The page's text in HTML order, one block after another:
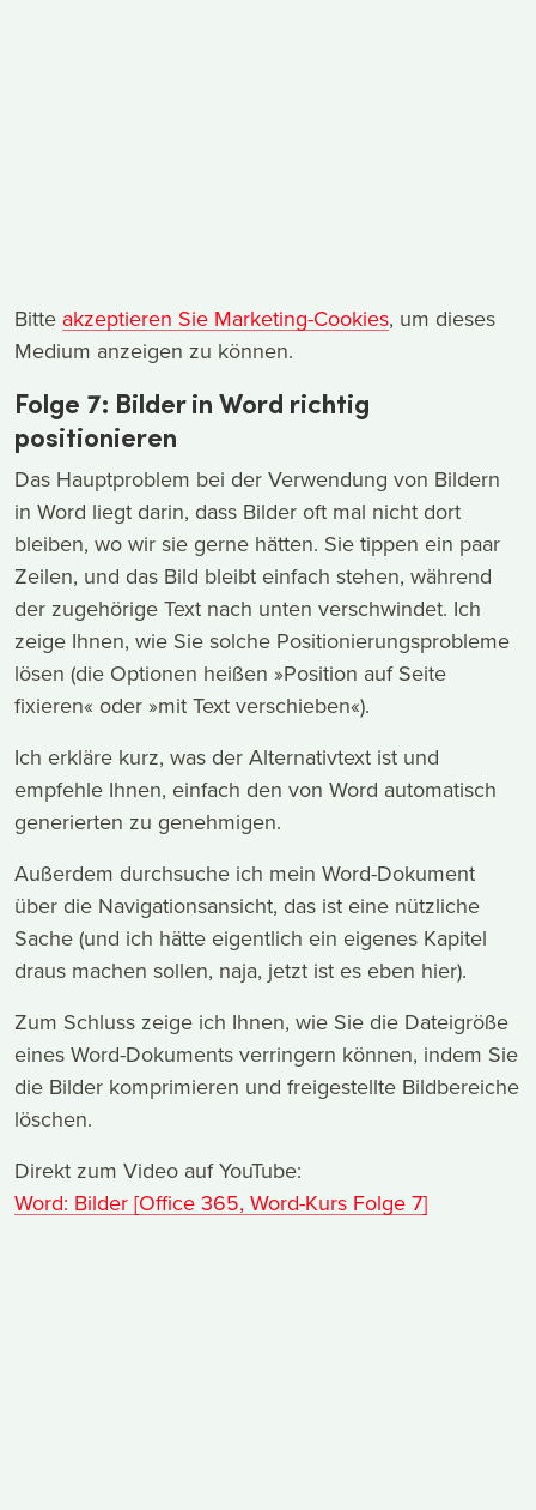
Bitte akzeptieren Sie Marketing-Cookies, um dieses
Medium anzeigen zu können.
Folge 7: Bilder in Word richtig
positionieren
Das Hauptproblem bei der Verwendung von Bildern
in Word liegt darin, dass Bilder oft mal nicht dort
bleiben, wo wir sie gerne hätten. Sie tippen ein paar
Zeilen, und das Bild bleibt einfach stehen, während
der zugehörige Text nach unten verschwindet. Ich
zeige Ihnen, wie Sie solche Positionierungsprobleme
lösen (die Optionen heißen »Position auf Seite
fixieren« oder »mit Text verschieben«).
Ich erkläre kurz, was der Alternativtext ist und
empfehle Ihnen, einfach den von Word automatisch
generierten zu genehmigen.
Außerdem durchsuche ich mein Word-Dokument
über die Navigationsansicht, das ist eine nützliche
Sache (und ich hätte eigentlich ein eigenes Kapitel
draus machen sollen, naja, jetzt ist es eben hier).
Zum Schluss zeige ich Ihnen, wie Sie die Dateigröße
eines Word-Dokuments verringern können, indem Sie
die Bilder komprimieren und freigestellte Bildbereiche
löschen.
Direkt zum Video auf YouTube:
Word: Bilder [Office 365, Word-Kurs Folge 7]